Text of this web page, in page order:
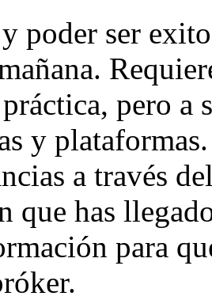
poder ser
pero a
y
a través
que has
para